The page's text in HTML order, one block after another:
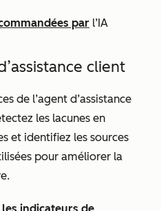
par l’IA
client
de l’agent d’assistance
les lacunes en
et identifiez les sources
pour améliorer la
indicateurs de